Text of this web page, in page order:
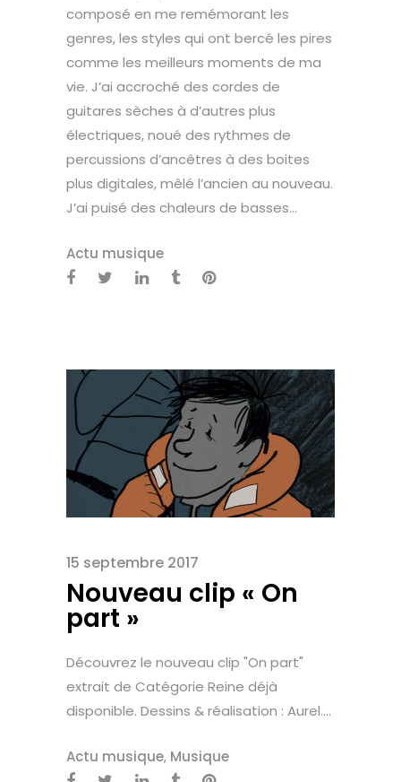
composé en me remémorant les
genres, les styles qui ont bercé les pires
comme les meilleurs moments de ma
vie. J’ai accroché des cordes de
guitares sèches à d’autres plus
électriques, noué des rythmes de
percussions d’ancêtres à des boites
plus digitales, mêlé l’ancien au nouveau.
J’ai puisé des chaleurs de basses...
Actu musique
15 septembre 2017
Nouveau clip « On
part »
Découvrez le nouveau clip "On part"
extrait de Catégorie Reine déjà
disponible. Dessins & réalisation : Aurel....
Actu musique, Musique